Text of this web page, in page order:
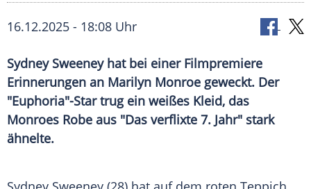
16.12.2025 - 18:08 Uhr
Sydney Sweeney hat bei einer Filmpremiere
Erinnerungen an Marilyn Monroe geweckt. Der
"Euphoria"-Star trug ein weißes Kleid, das
Monroes Robe aus "Das verflixte 7. Jahr" stark
ähnelte.